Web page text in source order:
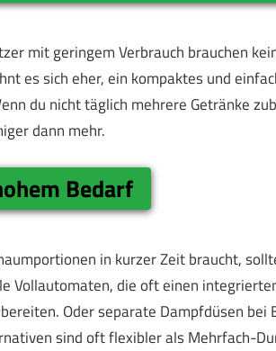
mit geringem Verbrauch brauchen
es sich eher, ein kompaktes und
du nicht täglich mehrere Getränke
dann mehr.
Bedarf
in kurzer Zeit braucht,
Vollautomaten, die oft einen
Oder separate Dampfdüsen
sind oft flexibler als Mehrfach-